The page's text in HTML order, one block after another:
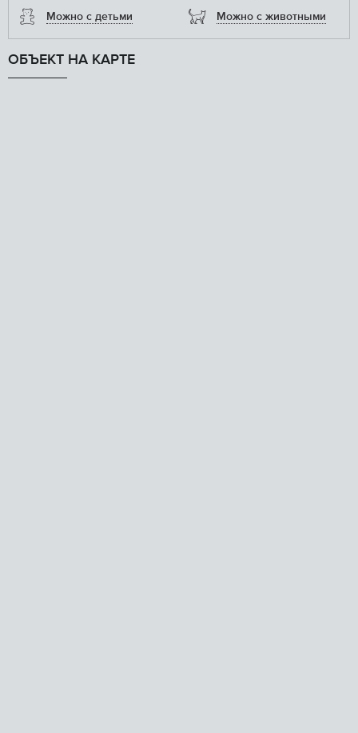
Можно с детьми
Можно с животными
ОБЪЕКТ НА КАРТЕ